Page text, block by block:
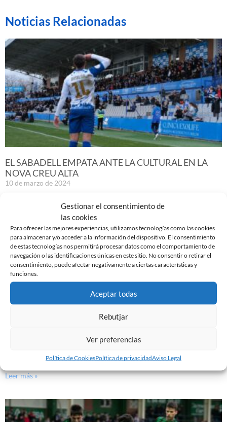
Gestionar el consentimiento de
las cookies
Para ofrecer las mejores experiencias, utilizamos tecnologías como las cookies
para almacenar y/o acceder a la información del dispositivo. El consentimiento
de estas tecnologías nos permitirá procesar datos como el comportamiento de
navegación o las identificaciones únicas en este sitio. No consentir o retirar el
consentimiento, puede afectar negativamente a ciertas características y
funciones.
Aceptar todas
Rebutjar
Ver preferencias
Política de CookiesPolítica de privacidadAviso Legal
Noticias Relacionadas
EL SABADELL EMPATA ANTE LA CULTURAL EN LA
NOVA CREU ALTA
10 de marzo de 2024
9 de marzo de 2024
Leer más »